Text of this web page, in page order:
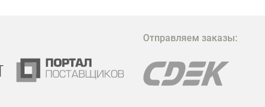
Отправляем заказы: